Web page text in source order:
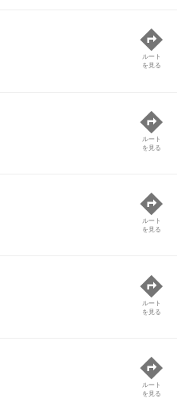
ルート
を見る
ルート
を見る
ルート
を見る
ルート
を見る
ルート
を見る